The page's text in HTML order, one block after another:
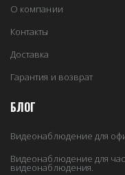
О компании
Контакты
Доставка
Гарантия и возврат
БЛОГ
Видеонаблюдение для
Видеонаблюдение для
видеонаблюдения.